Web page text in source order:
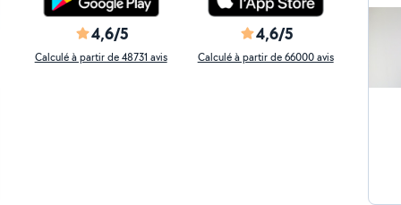
4,6/5
Calculé à partir de 48731 avis
4,6/5
Calculé à partir de 66000 avis